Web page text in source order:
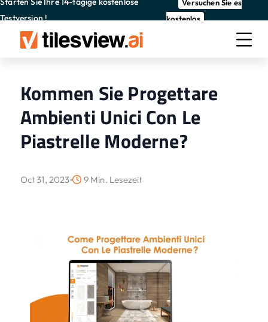
Testversion !
Versuchen Sie es
kostenlos
Kommen Sie Progettare
Ambienti Unici Con Le
Piastrelle Moderne?
Oct 31, 2023 9 Min. Lesezeit